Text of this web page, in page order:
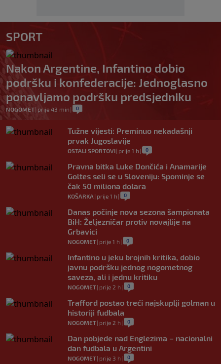
SPORT
Nakon Argentine, Infantino dobio
podršku i konfederacije: Jednoglasno
ponavljamo podršku predsjedniku
NOGOMET| prije 43 min | 0
Tužne vijesti: Preminuo nekadašnji
prvak Jugoslavije
OSTALI SPORTOVI| prije 1 h | 0
Pravna bitka Luke Dončića i Anamarije
Goltes seli se u Sloveniju: Spominje se
čak 50 miliona dolara
KOŠARKA | prije 1 h | 0
Danas počinje nova sezona šampionata
BiH: Željezničar protiv novajlije na
Grbavici
NOGOMET| prije 1 h | 0
Infantino u jeku brojnih kritika, dobio
javnu podršku jednog nogometnog
saveza, ali i jednu kritiku
NOGOMET| prije 2 h | 0
Trafford postao treći najskuplji golman u
historiji fudbala
NOGOMET| prije 2 h | 0
Dan pobjede nad Englezima – nacionalni
dan fudbala u Argentini
NOGOMET| prije 3 h | 0